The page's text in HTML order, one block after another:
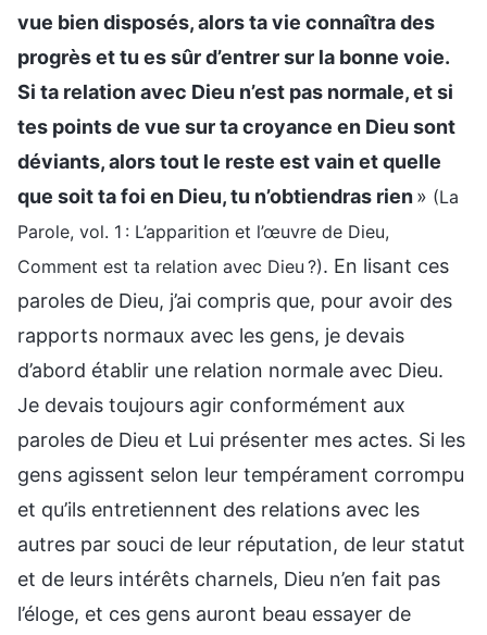
vue bien disposés, alors ta vie connaîtra des
progrès et tu es sûr d’entrer sur la bonne voie.
Si ta relation avec Dieu n’est pas normale, et si
tes points de vue sur ta croyance en Dieu sont
déviants, alors tout le reste est vain et quelle
que soit ta foi en Dieu, tu n’obtiendras rien» (La
Parole, vol. 1 : L’apparition et l’œuvre de Dieu,
Comment est ta relation avec Dieu ?). En lisant ces
paroles de Dieu, j’ai compris que, pour avoir des
rapports normaux avec les gens, je devais
d’abord établir une relation normale avec Dieu.
Je devais toujours agir conformément aux
paroles de Dieu et Lui présenter mes actes. Si les
gens agissent selon leur tempérament corrompu
et qu’ils entretiennent des relations avec les
autres par souci de leur réputation, de leur statut
et de leurs intérêts charnels, Dieu n’en fait pas
l’éloge, et ces gens auront beau essayer de